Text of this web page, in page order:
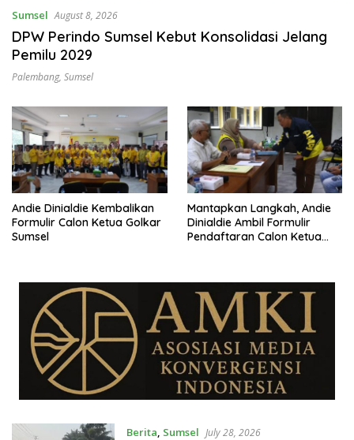
Sumsel August 8, 2026
DPW Perindo Sumsel Kebut Konsolidasi Jelang
Pemilu 2029
Palembang, Sumsel
Andie Dinialdie Kembalikan
Formulir Calon Ketua Golkar
Sumsel
Mantapkan Langkah, Andie
Dinialdie Ambil Formulir
Pendaftaran Calon Ketua
Berita Sumsel July 28, 2026